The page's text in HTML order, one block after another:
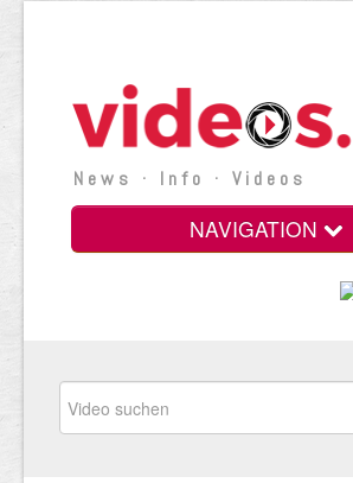
News · Info · Videos
NAVIGATION